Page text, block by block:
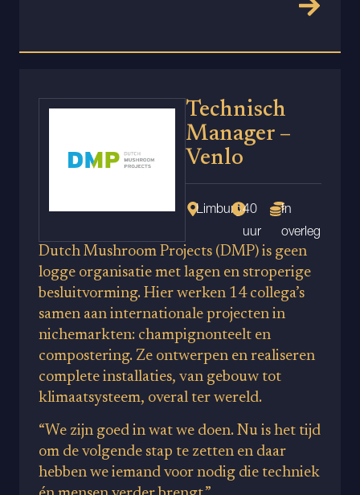
Technisch
Manager –
Venlo
Limburg40
uur
In
overleg
Dutch Mushroom Projects (DMP) is geen
logge organisatie met lagen en stroperige
besluitvorming. Hier werken 14 collega’s
samen aan internationale projecten in
nichemarkten: champignonteelt en
compostering. Ze ontwerpen en realiseren
complete installaties, van gebouw tot
klimaatsysteem, overal ter wereld.
“We zijn goed in wat we doen. Nu is het tijd
om de volgende stap te zetten en daar
hebben we iemand voor nodig die techniek